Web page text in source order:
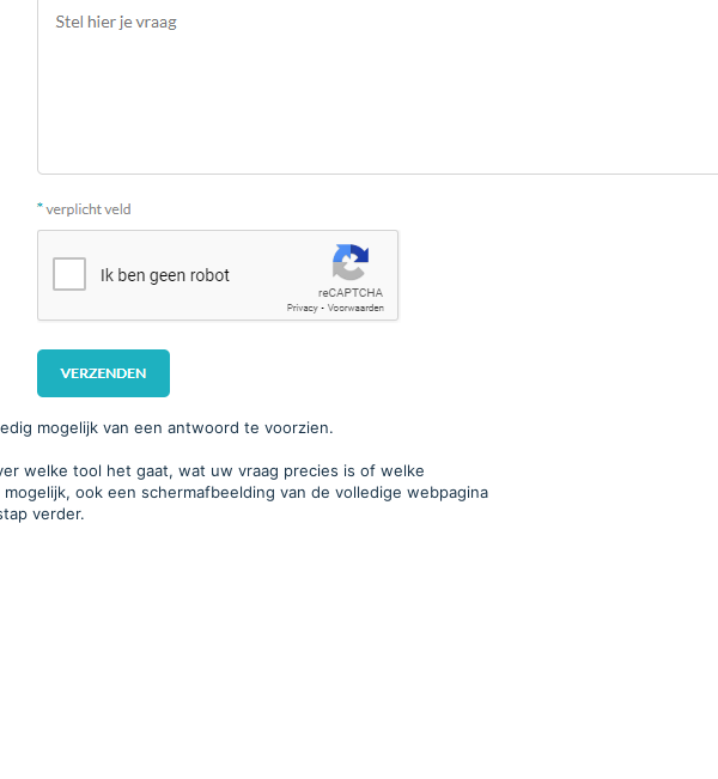
mogelijk van een antwoord te voorzien.
welke tool het gaat, wat uw vraag precies is of welke
ook een schermafbeelding van de volledige webpagina
verder.